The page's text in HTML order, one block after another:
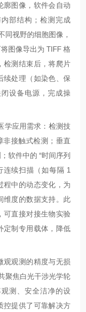
廓图像，软件会自动
部结构；检测完成
同视野的细胞图像，
图像导出为 TIFF 格
检测结束后，将爬片
续处理（如染色、保
设备电源，完成操
学应用需求：检测技
非接触式检测；垂直
软件中的 “时间序列
连续扫描（如每隔 1
程中的动态变化，为
维度的数据支持。此
可直接对接生物实验
定制专用载体，降低
观观测的精度与无损
聚焦白光干涉光学轮
测、安全洁净的设
控提供了可靠解决方